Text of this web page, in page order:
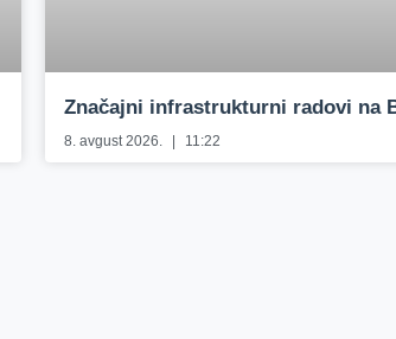
Značajni infrastrukturni radovi na
8. avgust 2026. 11:22